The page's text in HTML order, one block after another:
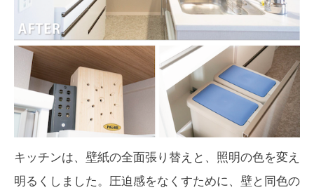
キッチンは、壁紙の全面張り替えと、照明の色を変え
明るくしました。圧迫感をなくすために、壁と同色の